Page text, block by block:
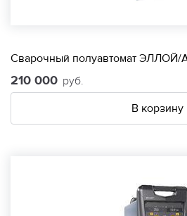
Сварочный полуавтомат ЭЛЛОЙ/
210 000 руб.
В корзину